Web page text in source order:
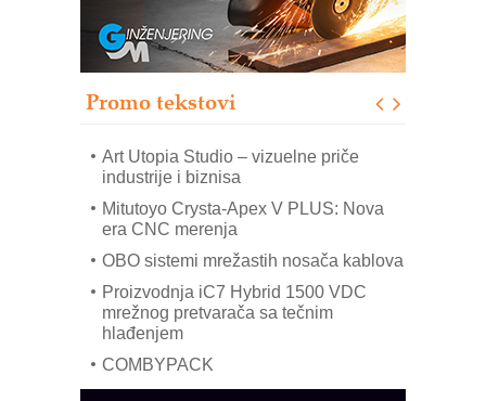
Promo tekstovi
Trajna oznaka kao dugoročna korist
Bezbednost na prvom mestu!
SKF Y-ležajne jedinice za
Art Utopia Studio – vizuelne priče
industrije i biznisa
Mitutoyo Crysta-Apex V PLUS: Nova
era CNC merenja
OBO sistemi mrežastih nosača kablova
Proizvodnja iC7 Hybrid 1500 VDC
mrežnog pretvarača sa tečnim
hlađenjem
COMBYPACK